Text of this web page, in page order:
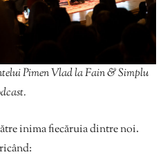
Pimen Vlad la Fain & Simplu
inima fiecăruia dintre noi.